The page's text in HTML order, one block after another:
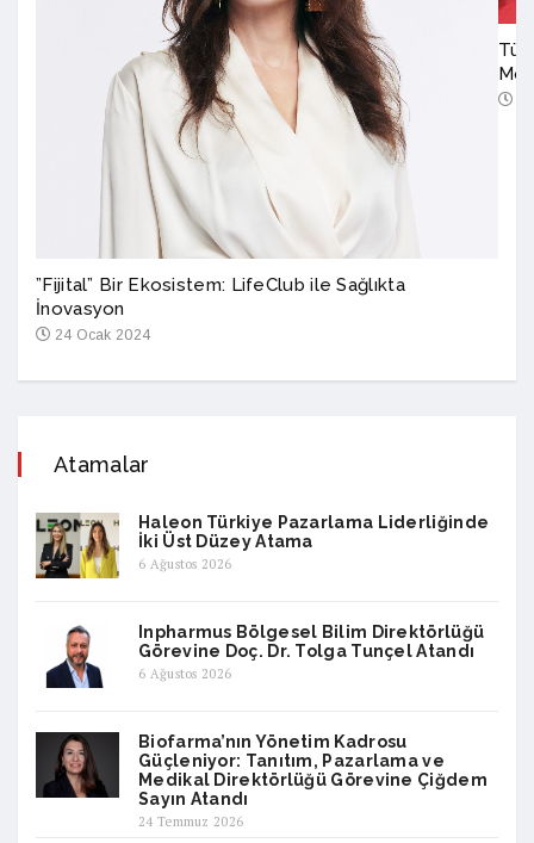
”Fijital” Bir Ekosistem: LifeClub ile Sağlıkta
İnovasyon
24 Ocak 2024
Atamalar
Haleon Türkiye Pazarlama Liderliğinde
İki Üst Düzey Atama
6 Ağustos 2026
Inpharmus Bölgesel Bilim Direktörlüğü
Görevine Doç. Dr. Tolga Tunçel Atandı
6 Ağustos 2026
Biofarma’nın Yönetim Kadrosu
Güçleniyor: Tanıtım, Pazarlama ve
Medikal Direktörlüğü Görevine Çiğdem
Sayın Atandı
24 Temmuz 2026